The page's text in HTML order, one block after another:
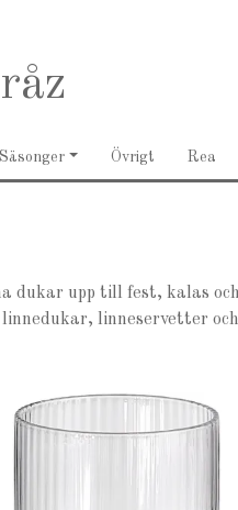
Säsonger Övrigt Rea
dukar upp till fest, kalas
linneservetter